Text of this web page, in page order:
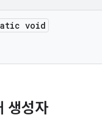
void
생성자